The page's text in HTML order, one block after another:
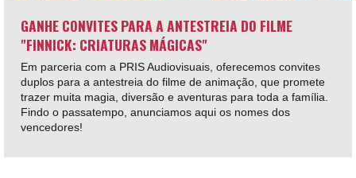
GANHE CONVITES PARA A ANTESTREIA DO FILME
"FINNICK: CRIATURAS MÁGICAS"
Em parceria com a PRIS Audiovisuais, oferecemos convites
duplos para a antestreia do filme de animação, que promete
trazer muita magia, diversão e aventuras para toda a família.
Findo o passatempo, anunciamos aqui os nomes dos
vencedores!